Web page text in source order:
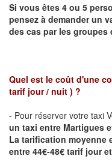
Si vous êtes 4 ou 5
pensez à demander un
des cas par les groupes
Quel est le coût d'une
tarif jour / nuit ) ?
- Pour réserver votre taxi
un taxi entre Martigues
La tarification moyenne
entre 44€-48€ tarif jour